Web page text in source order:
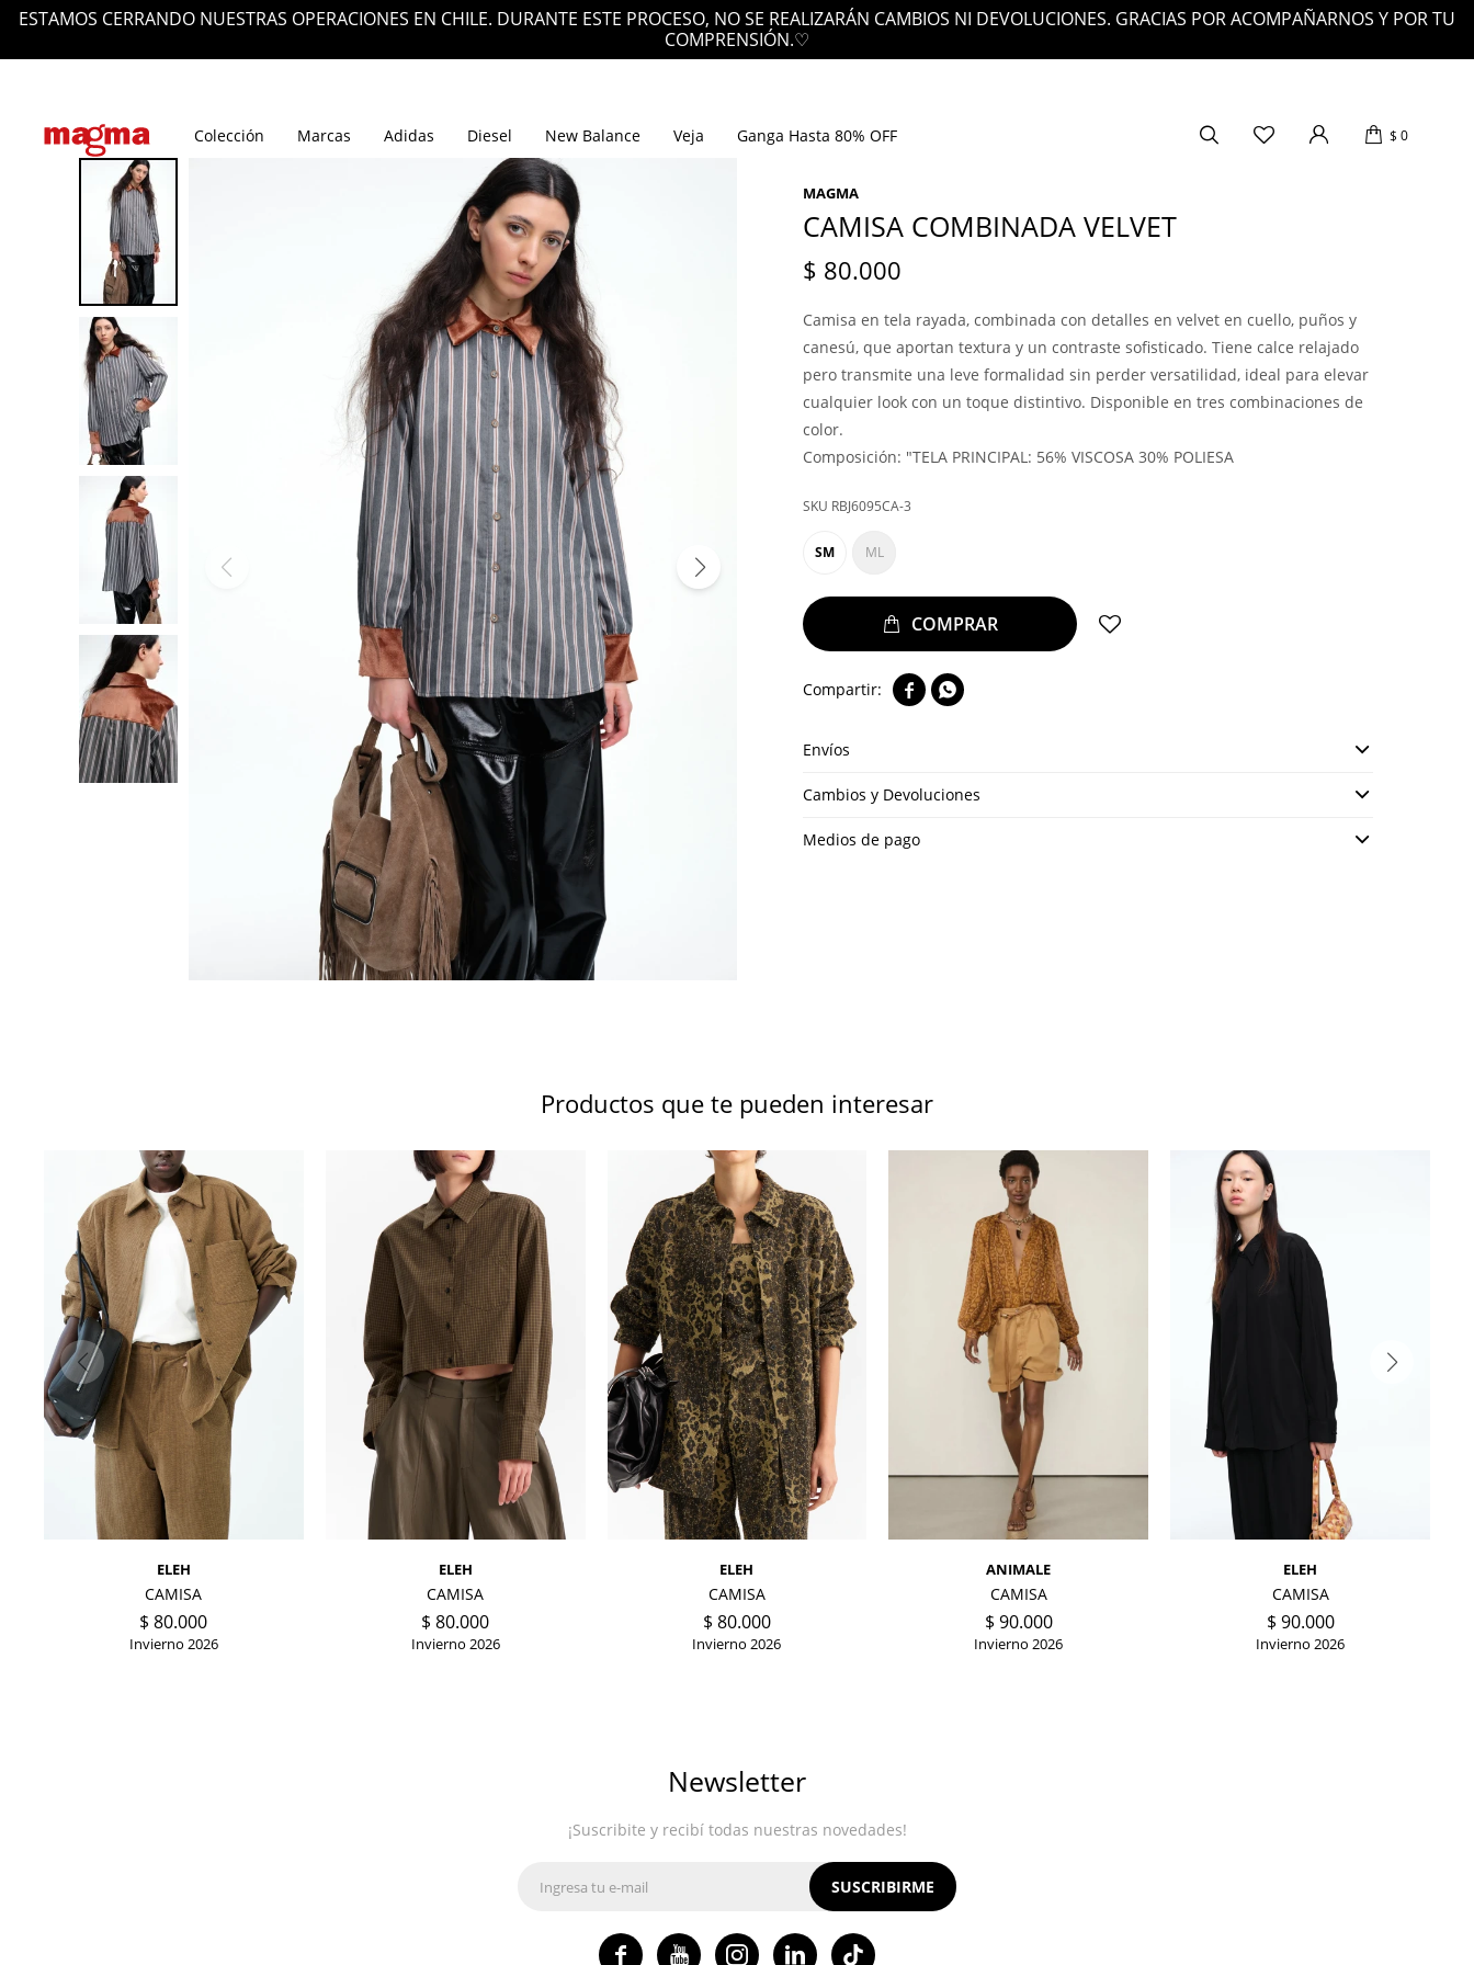
ESTAMOS CERRANDO NUESTRAS OPERACIONES EN CHILE. DURANTE ESTE PROCESO, NO SE REALIZARÁN CAMBIOS NI DEVOLUCIONES. GRACIAS POR ACOMPAÑARNOS Y POR TU
COMPRENSIÓN.♡
Colección Marcas Adidas Diesel New Balance Veja Ganga Hasta 80% OFF $ 0
MAGMA
CAMISA COMBINADA VELVET
$ 80.000
Camisa en tela rayada, combinada con detalles en velvet en cuello, puños y
canesú, que aportan textura y un contraste sofisticado. Tiene calce relajado
pero transmite una leve formalidad sin perder versatilidad, ideal para elevar
cualquier look con un toque distintivo. Disponible en tres combinaciones de
color.
Composición: "TELA PRINCIPAL: 56% VISCOSA 30% POLIESA
RBJ6095CA-3
SM ML
 
Envíos
Cambios y Devoluciones
Medios de pago
Productos que te pueden interesar
ELEH
CAMISA
$ 80.000
Invierno 2026
ELEH
CAMISA
$ 80.000
Invierno 2026
ELEH
CAMISA
$ 80.000
Invierno 2026
ANIMALE
CAMISA
$ 90.000
Invierno 2026
ELEH
CAMISA
$ 90.000
Invierno 2026
Newsletter
¡Suscribite y recibí todas nuestras novedades!
SUSCRIBIRME
   